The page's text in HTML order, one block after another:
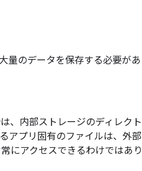
量のデータを保存する必要があ
、内部ストレージのディレクト
アプリ固有のファイルは、外部
にアクセスできるわけではあり